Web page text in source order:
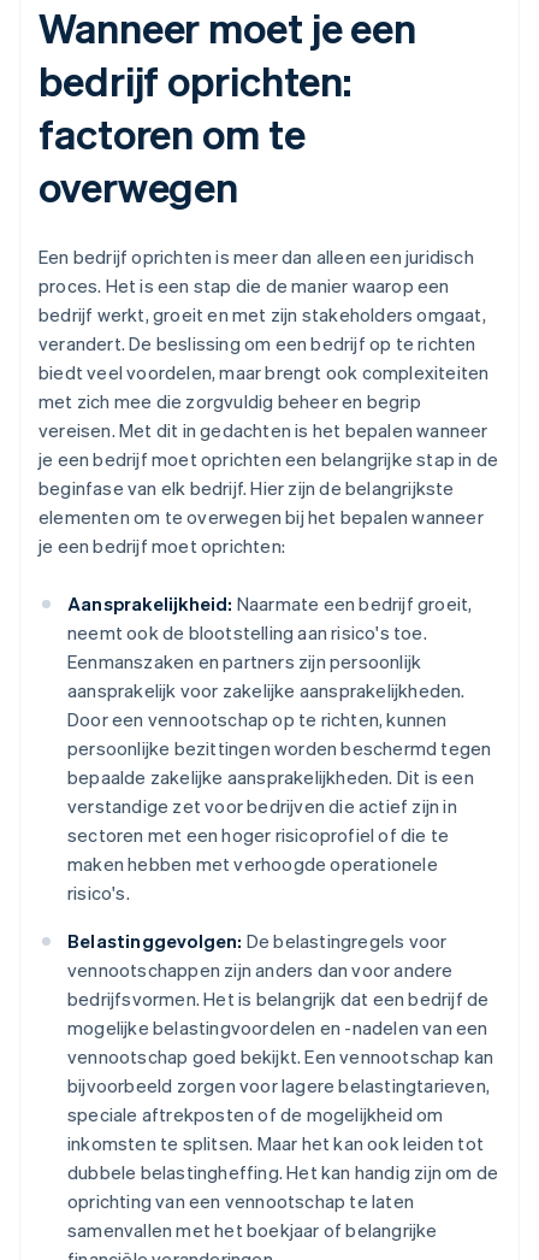
Wanneer moet je een
bedrijf oprichten:
factoren om te
overwegen
Een bedrijf oprichten is meer dan alleen een juridisch
proces. Het is een stap die de manier waarop een
bedrijf werkt, groeit en met zijn stakeholders omgaat,
verandert. De beslissing om een bedrijf op te richten
biedt veel voordelen, maar brengt ook complexiteiten
met zich mee die zorgvuldig beheer en begrip
vereisen. Met dit in gedachten is het bepalen wanneer
je een bedrijf moet oprichten een belangrijke stap in de
beginfase van elk bedrijf. Hier zijn de belangrijkste
elementen om te overwegen bij het bepalen wanneer
je een bedrijf moet oprichten:
Aansprakelijkheid: Naarmate een bedrijf groeit,
neemt ook de blootstelling aan risico's toe.
Eenmanszaken en partners zijn persoonlijk
aansprakelijk voor zakelijke aansprakelijkheden.
Door een vennootschap op te richten, kunnen
persoonlijke bezittingen worden beschermd tegen
bepaalde zakelijke aansprakelijkheden. Dit is een
verstandige zet voor bedrijven die actief zijn in
sectoren met een hoger risicoprofiel of die te
maken hebben met verhoogde operationele
risico's.
Belastinggevolgen: De belastingregels voor
vennootschappen zijn anders dan voor andere
bedrijfsvormen. Het is belangrijk dat een bedrijf de
mogelijke belastingvoordelen en -nadelen van een
vennootschap goed bekijkt. Een vennootschap kan
bijvoorbeeld zorgen voor lagere belastingtarieven,
speciale aftrekposten of de mogelijkheid om
inkomsten te splitsen. Maar het kan ook leiden tot
dubbele belastingheffing. Het kan handig zijn om de
oprichting van een vennootschap te laten
samenvallen met het boekjaar of belangrijke